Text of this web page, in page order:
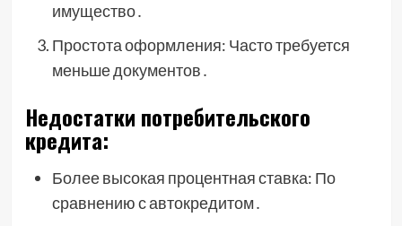
имущество․
Простота оформления: Часто требуется
меньше документов․
Недостатки потребительского
кредита:
Более высокая процентная ставка: По
сравнению с автокредитом․